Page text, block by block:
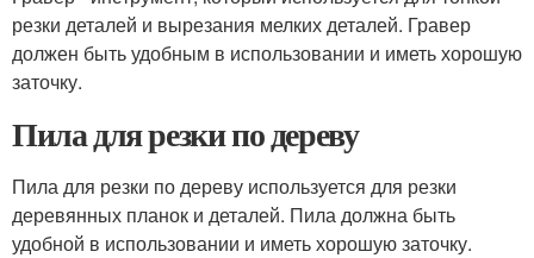
резки деталей и вырезания мелких деталей. Гравер
должен быть удобным в использовании и иметь хорошую
заточку.
Пила для резки по дереву
Пила для резки по дереву используется для резки
деревянных планок и деталей. Пила должна быть
удобной в использовании и иметь хорошую заточку.